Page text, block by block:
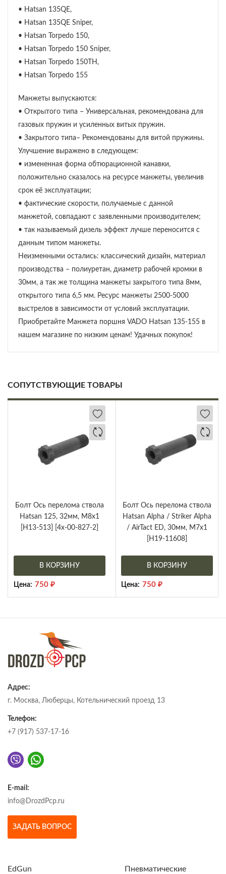
• Hatsan 135QE,
• Hatsan 135QE Sniper,
• Hatsan Torpedo 150,
• Hatsan Torpedo 150 Sniper,
• Hatsan Torpedo 150TH,
• Hatsan Torpedo 155
Манжеты выпускаются:
• Открытого типа – Универсальная, рекомендована для
газовых пружин и усиленных витых пружин.
• Закрытого типа– Рекомендованы для витой пружины.
Улучшение выражено в следующем:
• измененная форма обтюрационной канавки,
положительно сказалось на ресурсе манжеты, увеличив
срок её эксплуатации;
• фактические скорости, получаемые с данной
манжетой, совпадают с заявленными производителем;
• так называемый дизель эффект лучше переносится с
данным типом манжеты.
Неизменными остались: классический дизайн, материал
производства – полиуретан, диаметр рабочей кромки в
30мм, а так же толщина манжеты закрытого типа 8мм,
открытого типа 6,5 мм. Ресурс манжеты 2500-5000
выстрелов в зависимости от условий эксплуатации.
Приобретайте Манжета поршня VADO Hatsan 135-155 в
нашем магазине по низким ценам! Удачных покупок!
СОПУТСТВУЮЩИЕ ТОВАРЫ
Болт Ось перелома ствола
Hatsan 125, 32мм, М8х1
[H13-513] [4x-00-827-2]
В КОРЗИНУ
Цена: 750 ₽
Болт Ось перелома ствола
Hatsan Alpha / Striker Alpha
/ AirTact ED, 30мм, M7x1
[H19-11608]
В КОРЗИНУ
Цена: 750 ₽
Адрес:
г. Москва, Люберцы, Котельнический проезд 13
Телефон:
+7 (917) 537-17-16
E-mail:
info@DrozdPcp.ru
ЗАДАТЬ ВОПРОС
EdGun Пневматические